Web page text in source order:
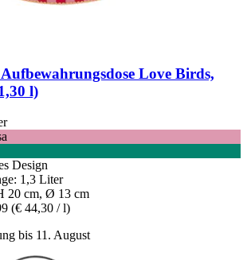
Aufbewahrungsdose Love Birds,
l)
Design
1,3 Liter
20 cm, Ø 13 cm
(€ 44,30 / l)
bis 11. August